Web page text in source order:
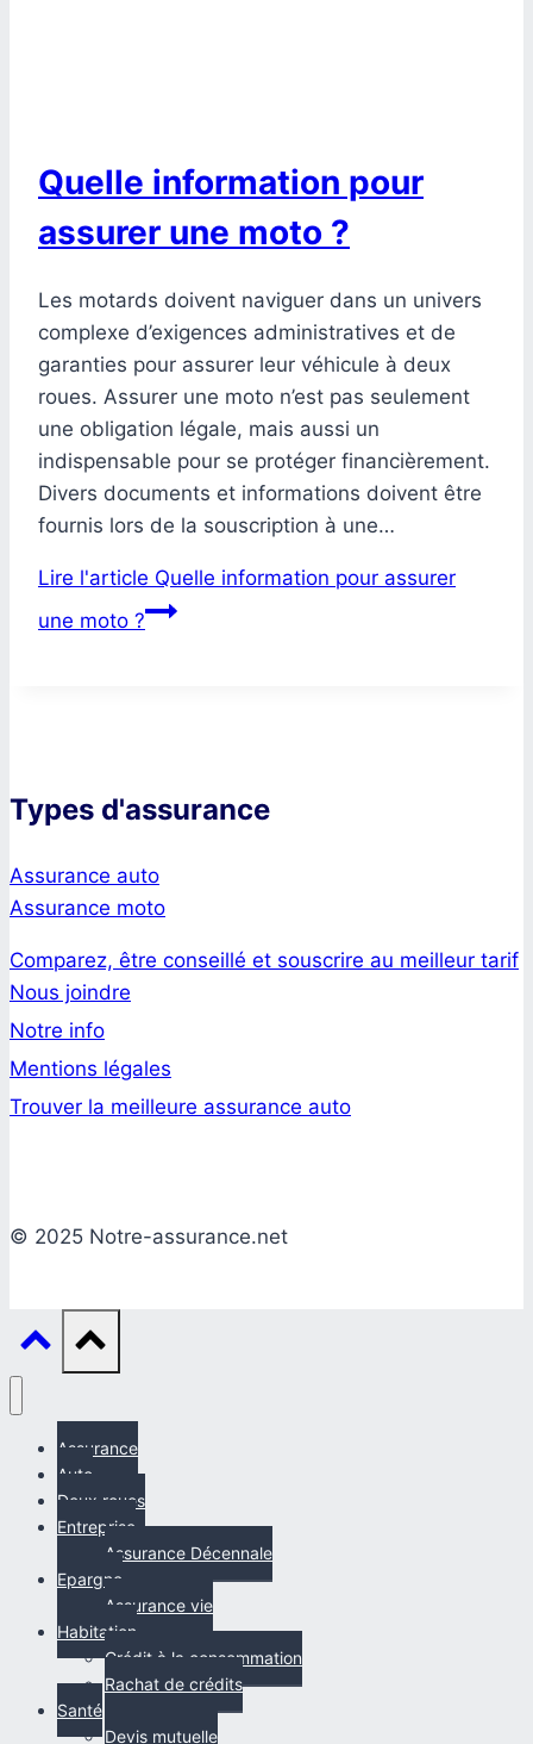
Quelle information pour
assurer une moto ?
Les motards doivent naviguer dans un univers
complexe d’exigences administratives et de
garanties pour assurer leur véhicule à deux
roues. Assurer une moto n’est pas seulement
une obligation légale, mais aussi un
indispensable pour se protéger financièrement.
Divers documents et informations doivent être
fournis lors de la souscription à une…
Lire l'article Quelle information pour assurer
une moto ?
Types d'assurance
Assurance auto
Assurance moto
Comparez, être conseillé et souscrire au meilleur tarif
Nous joindre
Notre info
Mentions légales
Trouver la meilleure assurance auto
© 2025 Notre-assurance.net
Assurance
Auto
Deux roues
Entreprise
Assurance Décennale
Epargne
Assurance vie
Habitation
Crédit à la consommation
Rachat de crédits
Santé
Devis mutuelle